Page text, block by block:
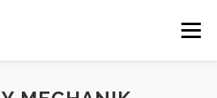
Menu
ELEKTRYK SAMOCHODOWY